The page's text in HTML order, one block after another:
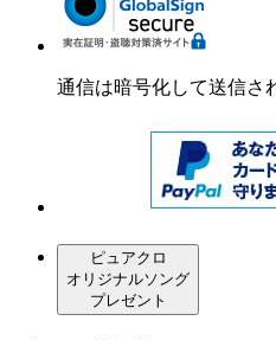
通信は暗号化して送信さ
ピュアクロ
オリジナルソング
プレゼント